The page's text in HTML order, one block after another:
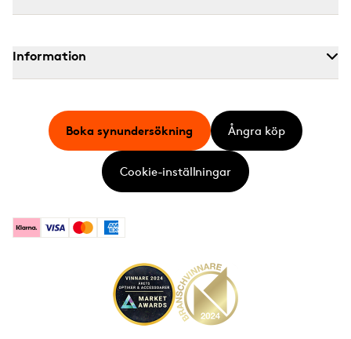
Information
KlarnaVisa MastercardAmerican Express
Boka synundersökning Ångra köp
Cookie-inställningar